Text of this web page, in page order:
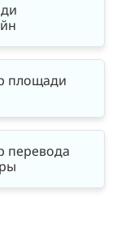
площади
перевода